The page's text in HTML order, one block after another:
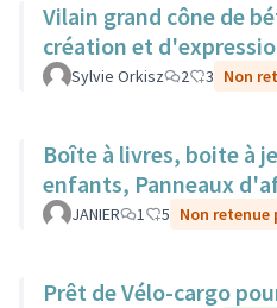
Vilain grand cône de
création et
Sylvie Orkisz 2 3 Non
Boîte à livres, boite à
enfants, Panneaux
JANIER 1 5 Non
Prêt de Vélo-cargo